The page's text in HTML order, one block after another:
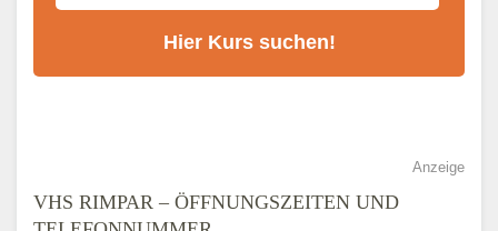
Anzeige
VHS RIMPAR – ÖFFNUNGSZEITEN UND